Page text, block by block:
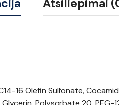
Atsiliepimai
16 Olefin Sulfonate,
Glycerin, Polysorbate 20, PEG-